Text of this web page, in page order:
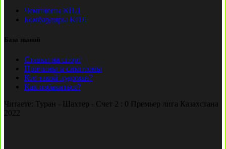
Чемпионы КПЛ
Бомбардиры КПЛ
База знаний
Ставки на спорт
Причины и симптомы
Кто такой лудоман?
Как избавиться?
Читаете: Туран - Шахтер - Счет 2 : 0 Премьер лига Казахстана
2022